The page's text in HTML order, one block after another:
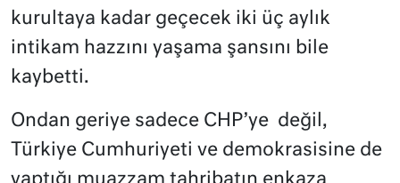
kurultaya kadar geçecek iki üç aylık
intikam hazzını yaşama şansını bile
kaybetti.
Ondan geriye sadece CHP’ye değil,
Türkiye Cumhuriyeti ve demokrasisine de